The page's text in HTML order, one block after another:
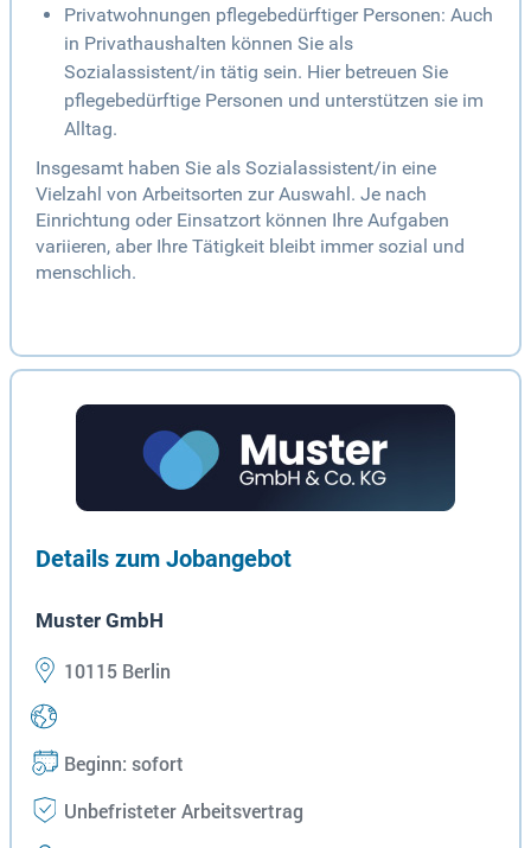
Privatwohnungen pflegebedürftiger Personen: Auch
in Privathaushalten können Sie als
Sozialassistent/in tätig sein. Hier betreuen Sie
pflegebedürftige Personen und unterstützen sie im
Alltag.
Insgesamt haben Sie als Sozialassistent/in eine
Vielzahl von Arbeitsorten zur Auswahl. Je nach
Einrichtung oder Einsatzort können Ihre Aufgaben
variieren, aber Ihre Tätigkeit bleibt immer sozial und
menschlich.
Details zum Jobangebot
Muster GmbH
10115 Berlin
Beginn: sofort
Unbefristeter Arbeitsvertrag